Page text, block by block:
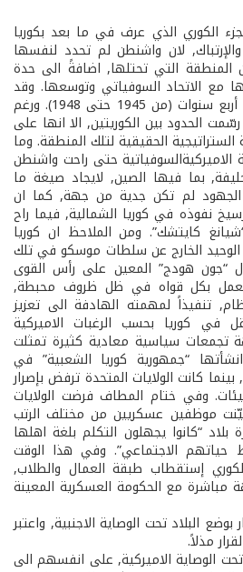
الكوري الذي عرف في ما بعد بكوريا
لان واشنطن لم تحدد لنفسها
المنطقة التي تحتلها, اضافةً الى حدة
مع الاتحاد السوفياتي وتوسعها. وقد
دامت هذه المرحلة اقل من أربع سنوات (من 1945 حتى 1948). ورغم
الحدود بين الكوريتين, الا انها على
الحقيقية لتلك المنطقة. وما
الاميركية­السوفياتية حتى راحت واشنطن
بما فيها الصين, لايجاد صيغة ما
الجهود لم تكن جدية من جهة, كما ان
نفوذه في كوريا الشمالية, فيما راح
كاي­تشك”. ومن الملاحظ ان كوريا
الوحيد الخارج عن سلطات موسكو في تلك
“جون هودج” المعين على رأس القوى
يعمل بكل قواه في ظل ظروف محبطة,
تنفيذاً لمهمته الهادفة الى تعزيز
في كوريا بحسب الرغبات الاميركية
تجمعات سياسية معادية كثيرة تمثلت
“جمهورية كوريا الشعبية” في
كانت الولايات المتحدة ترفض بإصرار
وفي ختام المطاف فرضت الولايات
موظفين عسكريين من مختلف الرتب
“كانوا يجهلون التكلم بلغة اهلها
حياتهم الاجتماعي”. وفي هذا الوقت
إستقطاب طبقة العمال والطلاب,
مباشرة مع الحكومة العسكرية المعينة
البلاد تحت الوصاية الاجنبية, واعتبر
مذلاً.
الوصاية الاميركية, على انفسهم الى